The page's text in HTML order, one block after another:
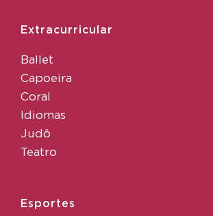
Extracurricular
Ballet
Capoeira
Coral
Idiomas
Judô
Teatro
Esportes